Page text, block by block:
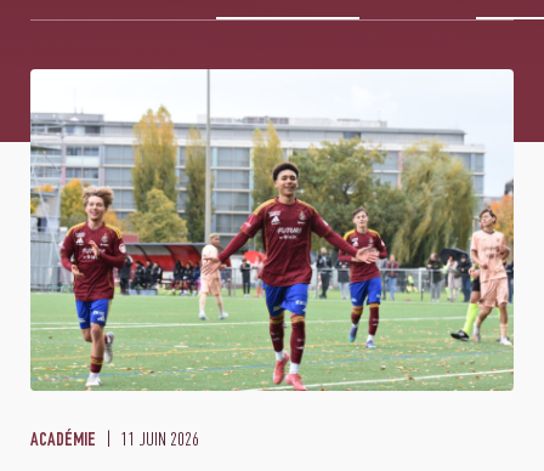
ACADÉMIE 11 JUIN 2026